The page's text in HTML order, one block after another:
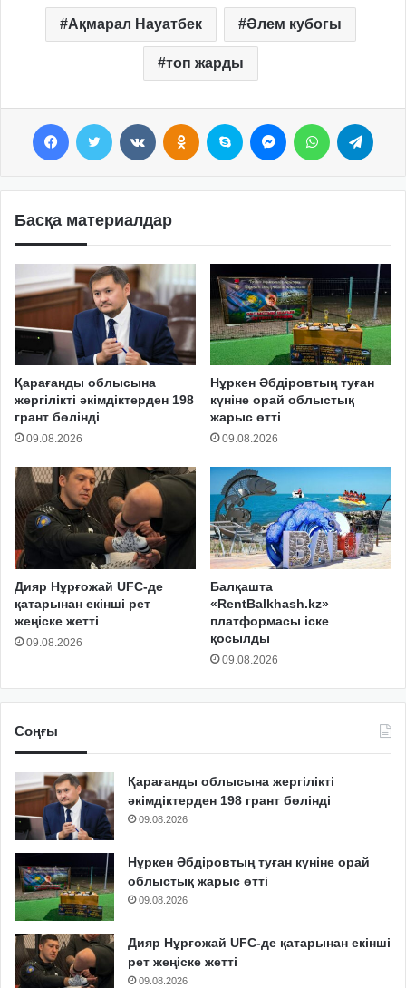
Ақмарал Науатбек Әлем кубогы
топ жарды
Басқа материалдар
Қарағанды облысына
жергілікті әкімдіктерден 198
грант бөлінді
09.08.2026
Нұркен Әбдіровтың туған
күніне орай облыстық
жарыс өтті
09.08.2026
Дияр Нұрғожай UFC-де
қатарынан екінші рет
жеңіске жетті
09.08.2026
Балқашта
«RentBalkhash.kz»
платформасы іске
қосылды
09.08.2026
Соңғы
Қарағанды облысына жергілікті
әкімдіктерден 198 грант бөлінді
09.08.2026
Нұркен Әбдіровтың туған күніне орай
облыстық жарыс өтті
09.08.2026
Дияр Нұрғожай UFC-де қатарынан екінші
рет жеңіске жетті
09.08.2026